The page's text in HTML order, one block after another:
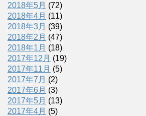
2018年5月 (72)
2018年4月 (11)
2018年3月 (39)
2018年2月 (47)
2018年1月 (18)
2017年12月 (19)
2017年11月 (5)
2017年7月 (2)
2017年6月 (3)
2017年5月 (13)
2017年4月 (5)